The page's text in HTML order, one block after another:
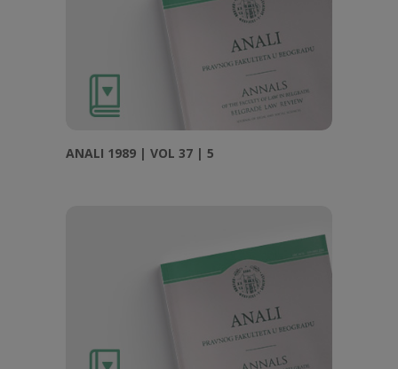
ANALI 1989 | VOL 37 | 5